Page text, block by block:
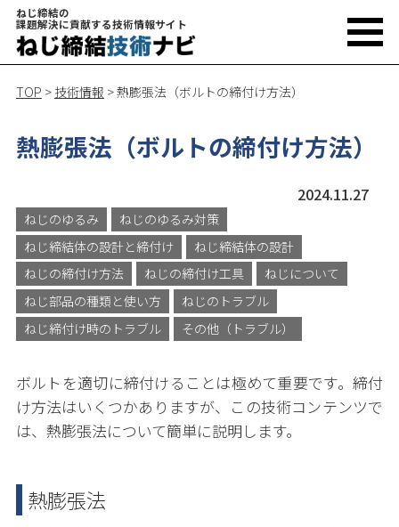
ねじ締結の
課題解決に貢献する技術情報サイト
TOP > 技術情報 >熱膨張法（ボルトの締付け方法）
熱膨張法（ボルトの締付け方法）
2024.11.27
ねじのゆるみ
ねじのゆるみ対策
ねじ締結体の設計と締付け
ねじ締結体の設計
ねじの締付け方法
ねじの締付け工具
ねじについて
ねじ部品の種類と使い方
ねじのトラブル
ねじ締付け時のトラブル
その他（トラブル）
ボルトを適切に締付けることは極めて重要です。締付
け方法はいくつかありますが、この技術コンテンツで
は、熱膨張法について簡単に説明します。
熱膨張法